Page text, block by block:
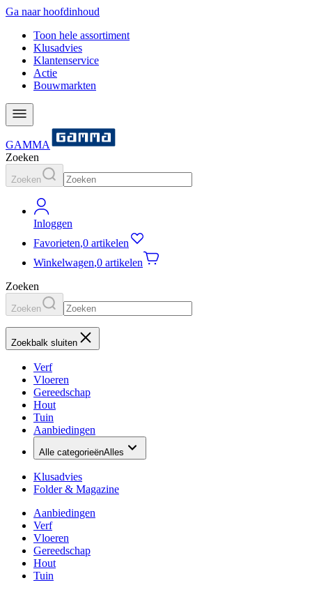
Ga naar hoofdinhoud
Toon hele assortiment
Klusadvies
Klantenservice
Actie
Bouwmarkten
GAMMA
Zoeken
Zoeken
Inloggen
Favorieten,0 artikelen
Winkelwagen,0 artikelen
Zoeken
Zoeken
Zoekbalk sluiten
Verf
Vloeren
Gereedschap
Hout
Tuin
Aanbiedingen
Alle categorieënAlles
Klusadvies
Folder & Magazine
Aanbiedingen
Verf
Vloeren
Gereedschap
Hout
Tuin